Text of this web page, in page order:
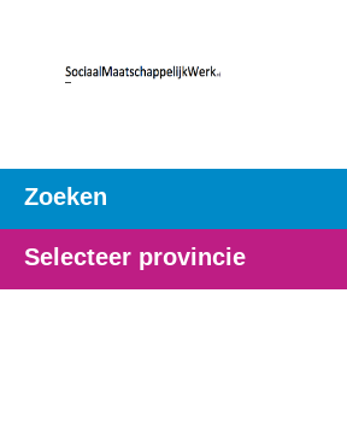
Zoeken
Selecteer provincie